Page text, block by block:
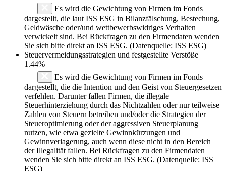
Es wird die Gewichtung von Firmen im Fonds
dargestellt, die laut ISS ESG in Bilanzfälschung, Bestechung,
Geldwäsche oder/und wettbewerbswidriges Verhalten
verwickelt sind. Bei Rückfragen zu den Firmendaten wenden
Sie sich bitte direkt an ISS ESG. (Datenquelle: ISS ESG)
Steuervermeidungsstrategien und festgestellte Verstöße
1.44%
Es wird die Gewichtung von Firmen im Fonds
dargestellt, die die Intention und den Geist von Steuergesetzen
verfehlen. Darunter fallen Firmen, die illegale
Steuerhinterziehung durch das Nichtzahlen oder nur teilweise
Zahlen von Steuern betreiben und/oder die Strategien der
Steueroptimierung oder der aggressiven Steuerplanung
nutzen, wie etwa gezielte Gewinnkürzungen und
Gewinnverlagerung, auch wenn diese nicht in den Bereich
der Illegalität fallen. Bei Rückfragen zu den Firmendaten
wenden Sie sich bitte direkt an ISS ESG. (Datenquelle: ISS
ESG)